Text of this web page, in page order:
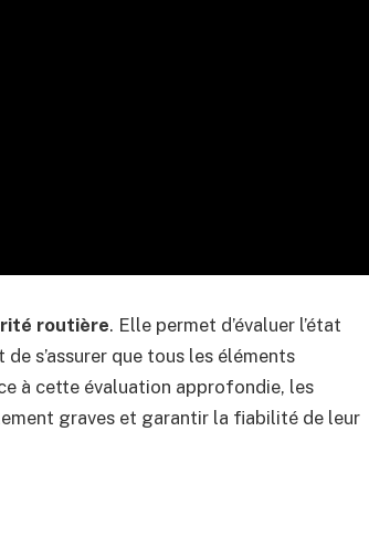
routière. Elle permet d’évaluer l’état
s’assurer que tous les éléments
à cette évaluation approfondie, les
graves et garantir la fiabilité de leur